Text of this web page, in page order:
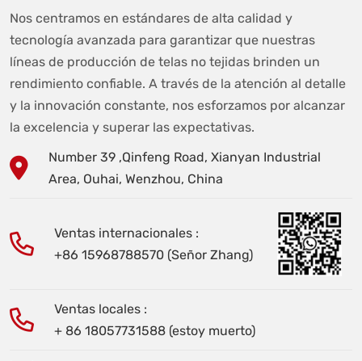
Nos centramos en estándares de alta calidad y
tecnología avanzada para garantizar que nuestras
líneas de producción de telas no tejidas brinden un
rendimiento confiable. A través de la atención al detalle
y la innovación constante, nos esforzamos por alcanzar
la excelencia y superar las expectativas.
Number 39 ,Qinfeng Road, Xianyan Industrial
Area, Ouhai, Wenzhou, China
Ventas internacionales :
+86 15968788570 (Señor Zhang)
Ventas locales :
+ 86 18057731588 (estoy muerto)